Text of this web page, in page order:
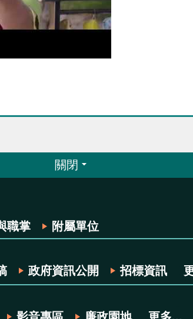
關閉
職掌 附屬單位
政府資訊公開 招標資訊